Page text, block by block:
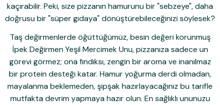
kaçırabilir. Peki, size pizzanın hamurunu bir "sebzeye", daha
doğrusu bir "süper gıdaya" dönüştürebileceğinizi söylesek?
Taş değirmenlerde öğüttüğümüz, besin değeri korunmuş
İpek Değirmen Yeşil Mercimek Unu, pizzanıza sadece un
görevi görmez; ona fındıksı, zengin bir aroma ve inanılmaz
bir protein desteği katar. Hamur yoğurma derdi olmadan,
mayalanma beklemeden, şipşak hazırlayacağınız bu tarifle
mutfakta devrim yapmaya hazır olun. En sağlıklı ununuzu